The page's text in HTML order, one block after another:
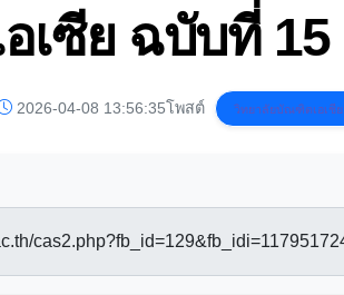
เซีย ฉบับที่ 15
2026-04-08 13:56:35โพสต์ วิทยาลัยบัณฑิตเอเชีย